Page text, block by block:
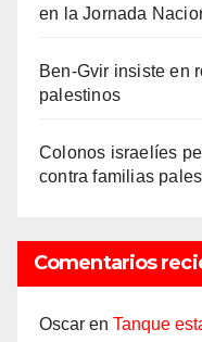
en la Jornada
Ben-Gvir insiste en
palestinos
Colonos israelíes
contra familias
Comentarios
Oscar en Tanque